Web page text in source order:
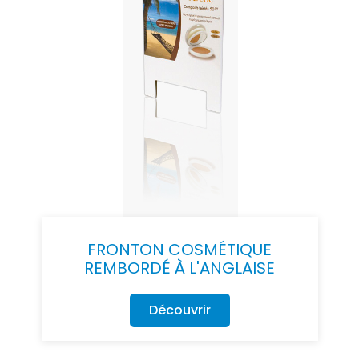
FRONTON COSMÉTIQUE
REMBORDÉ À L'ANGLAISE
Découvrir